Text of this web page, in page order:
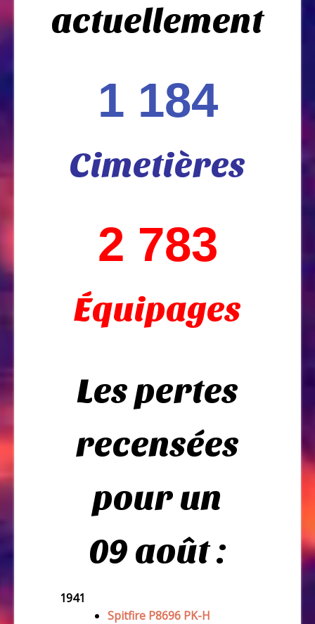
actuellement
1 184
Cimetières
2 783
Équipages
Les pertes
recensées
pour un
09 août :
1941
Spitfire P8696 PK-H